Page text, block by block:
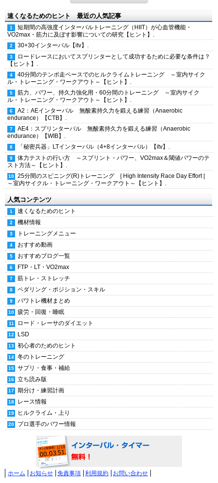
速くなるためのヒント 最近の人気記事
短期間の高強度インターバルトレーニング（HIIT）が心血管機能・
VO2max・筋力に及ぼす影響についての研究【ヒント】.
30+30インターバル【itv】.
ロードレースにおいてスプリンターとして成功するために必要な条件は？
【ヒント】.
40分間のテンポ走ペースでのヒルクライムトレーニング ～室内サイク
ル・トレーニング・ワークアウト～【ヒント】.
筋力、パワー、持久力強化用・60分間のトレーニング ～室内サイク
ル・トレーニング・ワークアウト～【ヒント】.
A2：AEインターバル 無酸素持久力を鍛える練習（Anaerobic
endurance）【CTB】.
AE4：スプリンターバル 無酸素持久力を鍛える練習（Anaerobic
endurance）【WIB】.
「秘密兵器」LTインターバル（4+8インターバル）【itv】.
体力テストの行い方 ～スプリント・パワー、VO2max＆閾値パワーのテ
スト方法～【ヒント】.
25分間のスピニング(R)トレーニング | High Intensity Race Day Effort |
～室内サイクル・トレーニング・ワークアウト～【ヒント】.
人気コンテンツ
速くなるためのヒント
機材情報
トレーニングメニュー
おすすめ動画
おすすめブログ一覧
FTP・LT・VO2max
筋トレ・ストレッチ
ペダリング・ポジション・スキル
パワトレ機材まとめ
疲労・回復・睡眠
ロード・レーサのダイエット
LSD
初心者のためのヒント
冬のトレーニング
サプリ・食事・補給
立ち読み版
期分け・練習計画
レース情報
ヒルクライム・上り
プロ選手のパワー情報
ホーム お知らせ 免責事項 利用規約 お問い合わせ